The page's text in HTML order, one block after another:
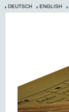
DEUTSCH ENGLISH